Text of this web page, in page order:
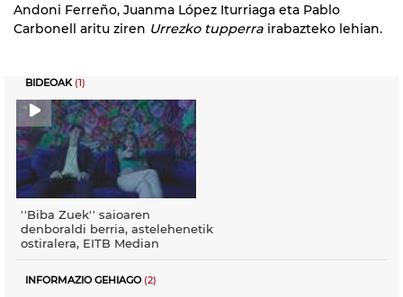
Andoni Ferreño, Juanma López Iturriaga eta Pablo
Carbonell aritu ziren Urrezko tupperra irabazteko lehian.
BIDEOAK (1)
''Biba Zuek'' saioaren
denboraldi berria, astelehenetik
ostiralera, EITB Median
INFORMAZIO GEHIAGO(2)